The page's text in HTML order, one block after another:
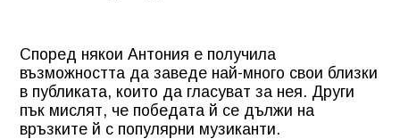
Според някои Антония е получила
възможността да заведе най-много свои близки
в публиката, които да гласуват за нея. Други
пък мислят, че победата й се дължи на
връзките й с популярни музиканти.